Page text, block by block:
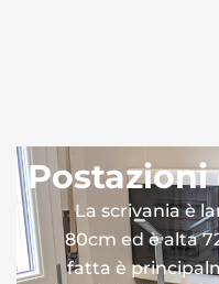
Postazioni
La scrivania è
80cm ed è alta
fatta è